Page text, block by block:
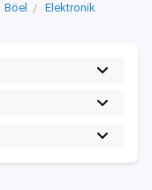
Böel
Elektronik